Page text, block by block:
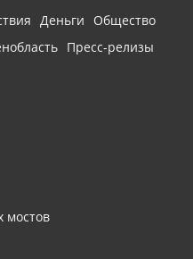
Деньги
Общество
Пресс-релизы
мостов